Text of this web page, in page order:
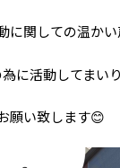
に関しての温か
に活動してまい
願い致します😊